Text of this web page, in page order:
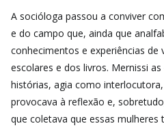
A socióloga passou a conviver
e do campo que, ainda que
conhecimentos e experiências de
escolares e dos livros. Mernissi
histórias, agia como
provocava à reflexão e,
que coletava que essas